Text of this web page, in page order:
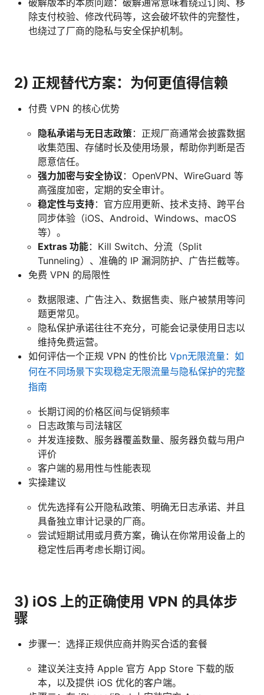
破解版本的本质问题：破解通常意味着绕过订阅、移
除支付校验、修改代码等，这会破坏软件的完整性，
也绕过了厂商的隐私与安全保护机制。
2) 正规替代方案：为何更值得信赖
付费 VPN 的核心优势
隐私承诺与无日志政策：正规厂商通常会披露数据
收集范围、存储时长及使用场景，帮助你判断是否
愿意信任。
强力加密与安全协议 ：OpenVPN、WireGuard 等
高强度加密，定期的安全审计。
稳定性与支持：官方应用更新、技术支持、跨平台
同步体验（iOS、Android、Windows、macOS
等）。
Extras 功能：Kill Switch、分流（Split
Tunneling）、准确的 IP 漏洞防护、广告拦截等。
免费 VPN 的局限性
数据限速、广告注入、数据售卖、账户被禁用等问
题更常见。
隐私保护承诺往往不充分，可能会记录使用日志以
维持免费运营。
如何评估一个正规 VPN 的性价比 Vpn无限流量：如
何在不同场景下实现稳定无限流量与隐私保护的完整
指南
长期订阅的价格区间与促销频率
日志政策与司法辖区
并发连接数、服务器覆盖数量、服务器负载与用户
评价
客户端的易用性与性能表现
实操建议
优先选择有公开隐私政策、明确无日志承诺、并且
具备独立审计记录的厂商。
尝试短期试用或月费方案，确认在你常用设备上的
稳定性后再考虑长期订阅。
3) iOS 上的正确使用 VPN 的具体步
骤
步骤一：选择正规供应商并购买合适的套餐
建议关注支持 Apple 官方 App Store 下载的版
本，以及提供 iOS 优化的客户端。